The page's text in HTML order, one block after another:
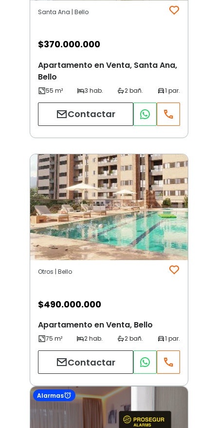
Santa Ana | Bello
$370.000.000
Apartamento en Venta, Santa Ana,
Bello
Contactar
Otros | Bello
$490.000.000
Apartamento en Venta, Bello
Contactar
Alarmas